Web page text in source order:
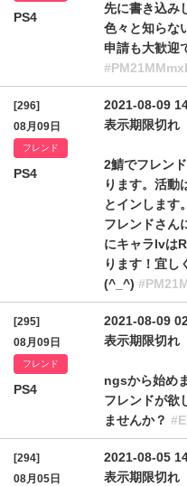
PS4
先に書き込み
色々と知らな
申請も大歓迎
[296]
08月09日
フレンド
PS4
2021-08-09
表示期限切れ
2鯖でフレン
ります。活動
とインします
フレンドさん
にキャラlvは
ります！宜し
(^_^)
[295]
08月09日
フレンド
PS4
2021-08-09
表示期限切れ
ngsから始め
フレンドが
ませんか？
[294]
08月05日
2021-08-05
表示期限切れ